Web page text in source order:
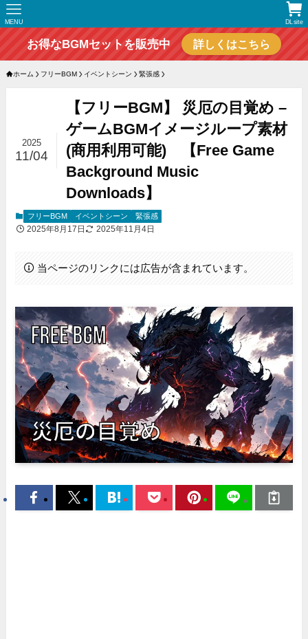
DLsite
MENU
お得なBGMセットを販売中 詳しくはこちら
ホーム フリーBGM イベントシーン 緊張感
【フリーBGM】 災厄の目覚め –
ゲームBGMイメージループ素材
(商用利用可能) 【Free Game
Background Music
Downloads】
2025
11/04
フリーBGM イベントシーン 緊張感
2025年8月17日 2025年11月4日
当ページのリンクには広告が含まれています。